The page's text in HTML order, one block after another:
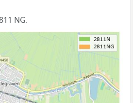
NG.